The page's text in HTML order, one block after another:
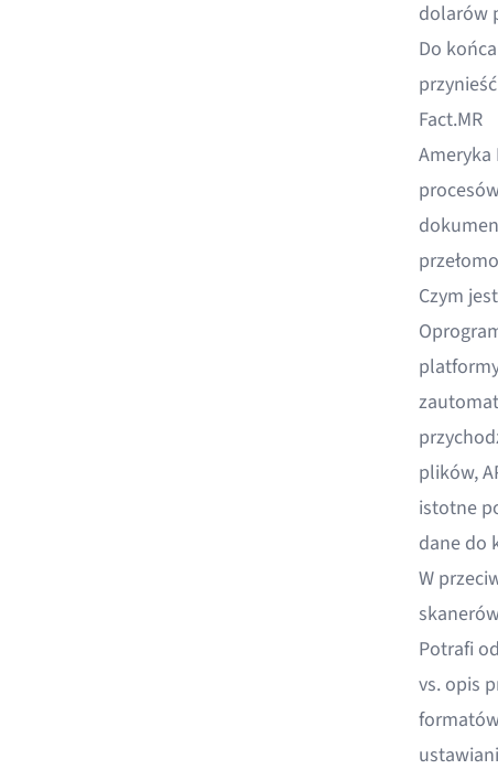
dolarów
Do
Fact.MR
Czym
plików,
istotne
dane do
W
Potrafi
vs. opis